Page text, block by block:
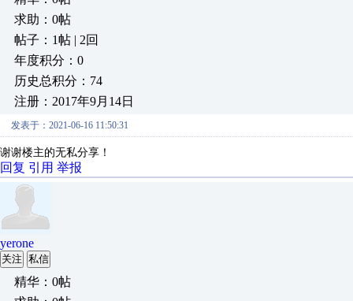
求助：0帖
帖子：1帖 | 2回
年度积分：0
历史总积分：74
注册：2017年9月14日
发表于：2021-06-16 11:50:31
谢谢楼主的无私分享！
回复 引用 举报
yerone
关注 私信
精华：0帖